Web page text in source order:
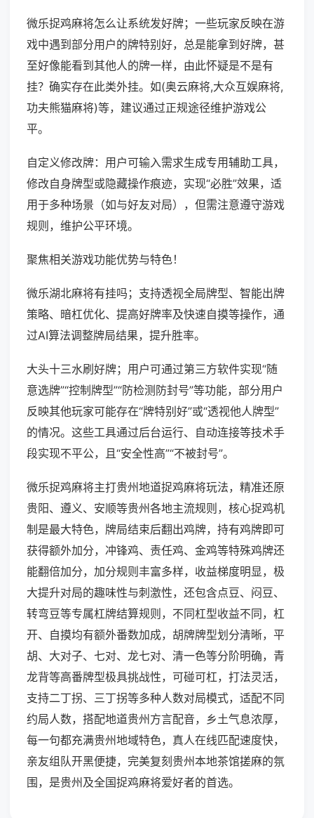
微乐捉鸡麻将怎么让系统发好牌；一些玩家反映在游
戏中遇到部分用户的牌特别好，总是能拿到好牌，甚
至好像能看到其他人的牌一样，由此怀疑是不是有
挂？确实存在此类外挂。如(奥云麻将,大众互娱麻将,
功夫熊猫麻将)等，建议通过正规途径维护游戏公
平。
自定义修改牌：用户可输入需求生成专用辅助工具，
修改自身牌型或隐藏操作痕迹，实现“必胜”效果，适
用于多种场景（如与好友对局），但需注意遵守游戏
规则，维护公平环境。
聚焦相关游戏功能优势与特色！
微乐湖北麻将有挂吗；支持透视全局牌型、智能出牌
策略、暗杠优化、提高好牌率及快速自摸等操作，通
过AI算法调整牌局结果，提升胜率。
大头十三水刷好牌；用户可通过第三方软件实现“随
意选牌”“控制牌型”“防检测防封号”等功能，部分用户
反映其他玩家可能存在“牌特别好”或“透视他人牌型”
的情况。这些工具通过后台运行、自动连接等技术手
段实现不平公，且“安全性高”“不被封号”。
微乐捉鸡麻将主打贵州地道捉鸡麻将玩法，精准还原
贵阳、遵义、安顺等贵州各地主流规则，核心捉鸡机
制是最大特色，牌局结束后翻出鸡牌，持有鸡牌即可
获得额外加分，冲锋鸡、责任鸡、金鸡等特殊鸡牌还
能翻倍加分，加分规则丰富多样，收益梯度明显，极
大提升对局的趣味性与刺激性，还包含点豆、闷豆、
转弯豆等专属杠牌结算规则，不同杠型收益不同，杠
开、自摸均有额外番数加成，胡牌牌型划分清晰，平
胡、大对子、七对、龙七对、清一色等分阶明确，青
龙背等高番牌型极具挑战性，可碰可杠，打法灵活，
支持二丁拐、三丁拐等多种人数对局模式，适配不同
约局人数，搭配地道贵州方言配音，乡土气息浓厚，
每一句都充满贵州地域特色，真人在线匹配速度快，
亲友组队开黑便捷，完美复刻贵州本地茶馆搓麻的氛
围，是贵州及全国捉鸡麻将爱好者的首选。